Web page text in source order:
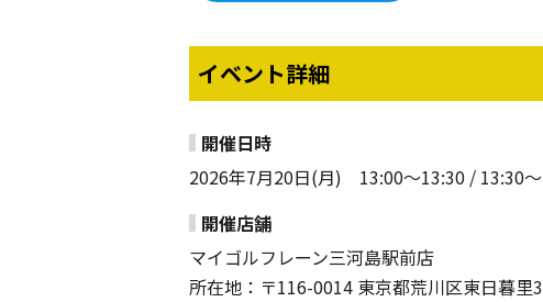
イベント詳細
開催日時
2026年7月20日(月) 13:00〜13:30 / 13:30
開催店舗
マイゴルフレーン三河島駅前店
所在地：〒116-0014 東京都荒川区東日暮里